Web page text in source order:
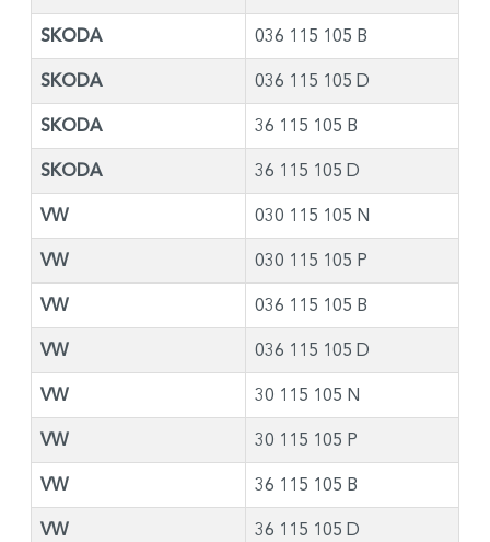
SKODA 036 115 105 B
SKODA 036 115 105 D
SKODA 36 115 105 B
SKODA 36 115 105 D
VW 030 115 105 N
VW 030 115 105 P
VW 036 115 105 B
VW 036 115 105 D
VW 30 115 105 N
VW 30 115 105 P
VW 36 115 105 B
VW 36 115 105 D